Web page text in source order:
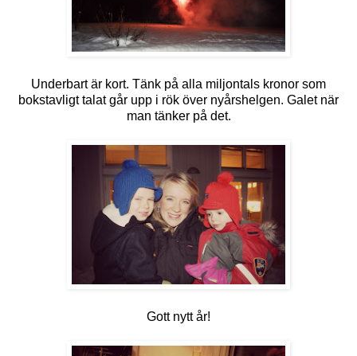
Underbart är kort. Tänk på alla miljontals kronor som
bokstavligt talat går upp i rök över nyårshelgen. Galet när
man tänker på det.
Gott nytt år!